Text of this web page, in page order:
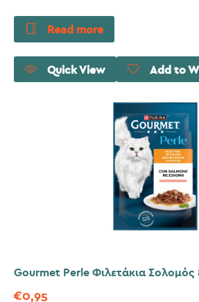
Read more
Quick View Add to
Gourmet Perle Φιλετάκια Σολομός
€0,95